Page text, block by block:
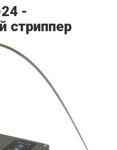
-
стриппер